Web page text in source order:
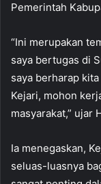
Pemerintah
“Ini merupakan
saya bertugas di
saya berharap
Kejari, mohon
masyarakat,” ujar
Ia menegaskan,
seluas-luasnya